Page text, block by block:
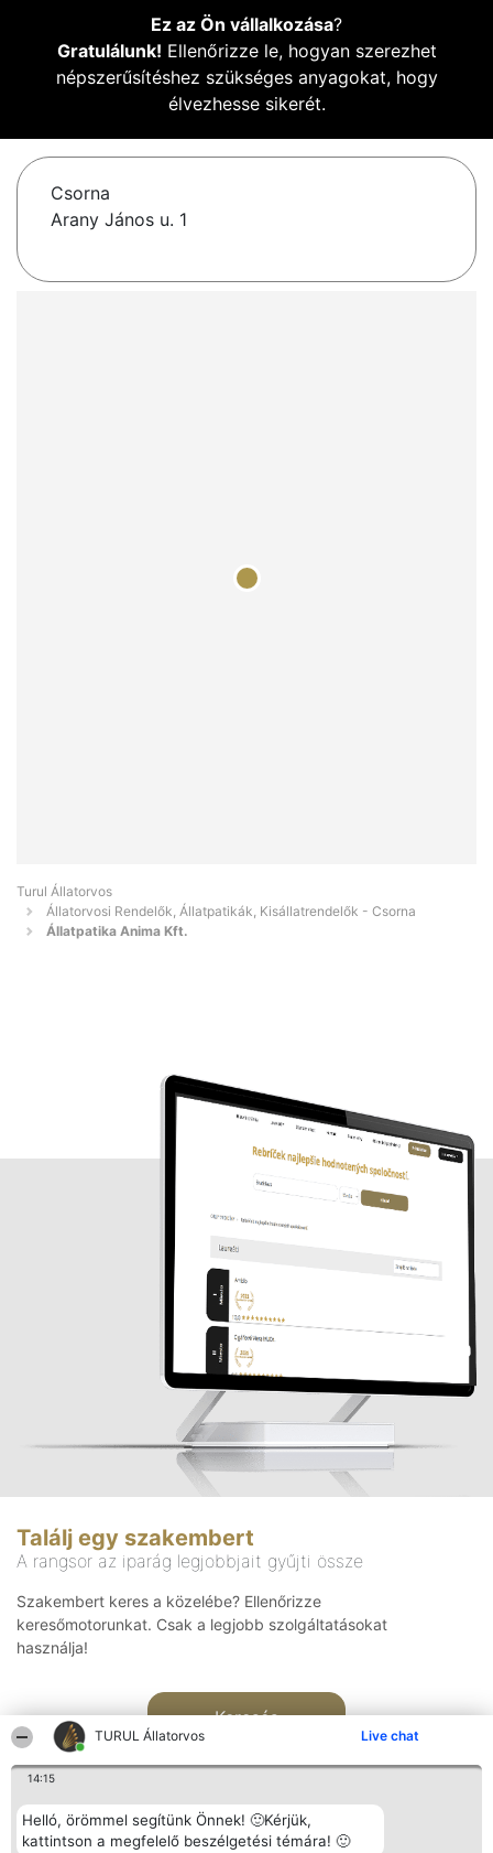
TURUL Állatorvos Live chat
14:15
Helló, örömmel segítünk Önnek! 🙂Kérjük,
kattintson a megfelelő beszélgetési témára! 🙂
Ez az Ön vállalkozása?
Gratulálunk! Ellenőrizze le, hogyan szerezhet
népszerűsítéshez szükséges anyagokat, hogy
élvezhesse sikerét.
Csorna
Arany János u. 1
Turul Állatorvos
Állatorvosi Rendelők, Állatpatikák, Kisállatrendelők - Csorna
Állatpatika Anima Kft.
Találj egy szakembert
A rangsor az iparág legjobbjait gyűjti össze
Szakembert keres a közelébe? Ellenőrizze
keresőmotorunkat. Csak a legjobb szolgáltatásokat
használja!
Keresés